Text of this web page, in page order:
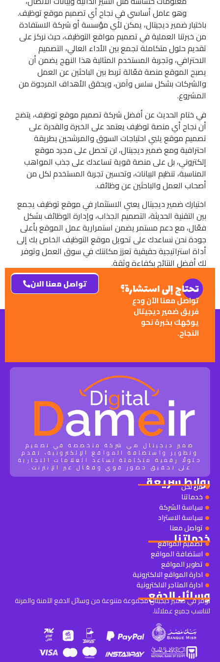
وهو عامل أساسي في نجاح أي تصميم موقع توظيف.
باختيار ضمير ديجيتال، يمكن لأي مؤسسة أو شركة الاستفادة
من خبرتنا العملية في تصميم مواقع التوظيف، حيث نركز على
تقديم حلول متكاملة تجمع بين الأداء العالي، التصميم
الاحترافي، وتجربة المستخدم المثالية هذا النهج يضمن أن
يصبح الموقع منصة فعّالة تربط بين الباحثين عن العمل
والشركات بشكل سلس وآمن، ويحقق الأهداف المرجوة من
المشروع.
في ختام الحديث عن أفضل شركة تصميم موقع توظيف، يتضح
أن نجاح أي منصة توظيف يعتمد على الخبرة والقدرة على
تصميم موقع يلبي احتياجات السوق والمرشحين بطريقة
احترافية ومع ضمير ديجيتال، لن تحصل على مجرد موقع
إلكتروني، بل على منصة قوية تساعدك على جذب المواهب
المناسبة، تنظيم البيانات، وتحسين تجربة المستخدم لكل من
أصحاب العمل والباحثين عن وظائف.
اختيارك ضمير ديجيتال يعني الاستثمار في موقع توظيف يجمع
بين التقنية الحديثة، التصميم الجذاب، وإدارة الوظائف بشكل
فعّال، مع دعم مستمر يضمن استمرارية عمل الموقع بأعلى
جودة نحن نساعدك على تحويل موقع التوظيف الخاص بك إلى
أداة استراتيجية حقيقية تعزز مكانتك في سوق العمل وتوفر
لك أفضل النتائج بكفاءة وثقة.
تحتاج إلى استشارة؟
تواصل معنا الآن ودع
فريق ضمير ديجيتال
يوجّهك بخبرة نحو
النجاح.
تواصل معنا الان
ضمير ديجيتال هي شركة متخصصة في تصميم
وتطوير واستضافة المواقع الإلكترونية، تقدم
حلولًا رقمية متكاملة تساعد العلامات التجارية
على تحقيق حضور قوي وفعّال عبر الإنترنت.
روابط سريعة
من نحن
خدماتنا
سياسة الشركة
سياسة الاستراد
تواصل معنا
خدماتنا
تصميم المواقع
استضافة المواقع
تطوير المواقع
ادارة المواقع الالكترونية
ادارة المتاجر الالكترونية
وسائل الدفع
نوفر في ضمير ديجيتال مجموعة متنوعة من وسائل الدفع الآمنة والمرنة
لتناسب جميع عملائنا.